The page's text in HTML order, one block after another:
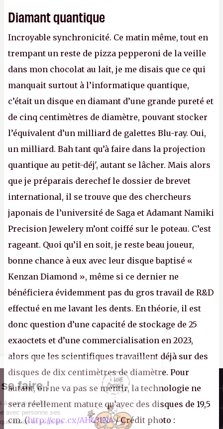
Diamant quantique
Incroyable synchronicité. Ce matin même, tout en
trempant un reste de pizza pepperoni de la veille
dans mon chocolat au lait, je me disais que ce qui
manquait surtout à l’informatique quantique,
c’était un disque en diamant d’une grande pureté et
de cinq centimètres de diamètre, pouvant stocker
l’équivalent d’un milliard de galettes Blu-ray. Oui,
un milliard. Bah tant qu’à faire dans la projection
quantique au petit-déj', autant se lâcher. Mais alors
que je préparais derechef le dossier de brevet
international, il se trouve que des chercheurs
japonais de l’université de Saga et Adamant Namiki
Precision Jewelery m’ont coiffé sur le poteau. C’est
rageant. Quoi qu’il en soit, je reste beau joueur,
bonne chance à eux avec leur disque baptisé «
Kenzan Diamond », même si ce dernier ne
bénéficiera évidemment pas du gros travail de R&D
effectué en me lavant les dents. En théorie, il est
donc question d’une capacité de stockage de 25
exaoctets et d’une commercialisation en 2023,
alors que les scientifiques travaillent déjà sur des
disques de dix centimètres de diamètre. Pour
autant, on ne va pas se mentir, la technologie ne
sera réellement mature qu’avec des disques de 19,5
cm. (http://cpc.cx/AH431N4/ Crédit photo :
Kiosque numérique
Boutique
Il n'y a pas de
Cookie à se faire !
Ce site n'a recours à aucun tracker
externe, ne partage avec personne ses
statistiques de fréquentation et se limite